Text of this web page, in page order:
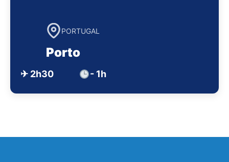
PORTUGAL
Porto
✈ 2h30 - 1h